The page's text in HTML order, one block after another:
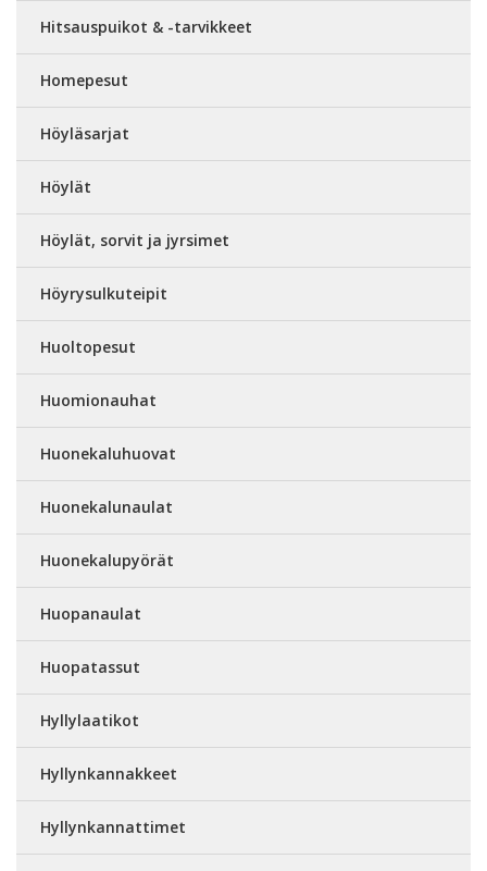
Hitsauspuikot & -tarvikkeet
Homepesut
Höyläsarjat
Höylät
Höylät, sorvit ja jyrsimet
Höyrysulkuteipit
Huoltopesut
Huomionauhat
Huonekaluhuovat
Huonekalunaulat
Huonekalupyörät
Huopanaulat
Huopatassut
Hyllylaatikot
Hyllynkannakkeet
Hyllynkannattimet